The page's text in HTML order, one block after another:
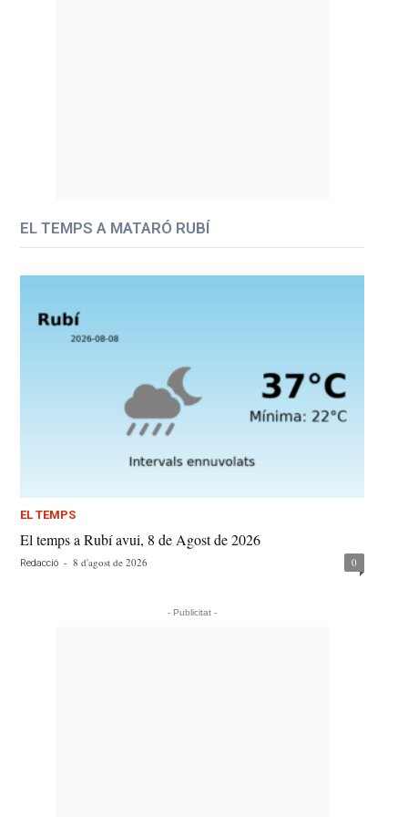
EL TEMPS A MATARÓ RUBÍ
EL TEMPS
El temps a Rubí avui, 8 de Agost de 2026
Redacció - 8 d'agost de 2026 0
- Publicitat -